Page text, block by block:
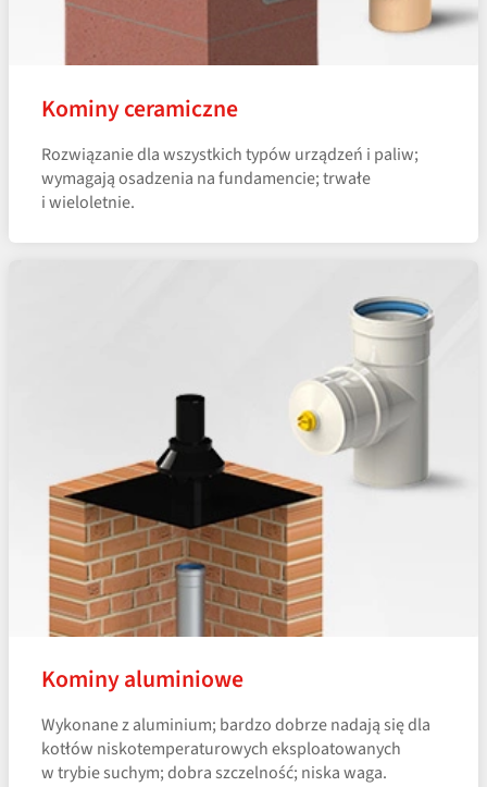
Kominy ceramiczne
Rozwiązanie dla wszystkich typów urządzeń i paliw;
wymagają osadzenia na fundamencie; trwałe
i wieloletnie.
Kominy aluminiowe
Wykonane z aluminium; bardzo dobrze nadają się dla
kotłów niskotemperaturowych eksploatowanych
w trybie suchym; dobra szczelność; niska waga.